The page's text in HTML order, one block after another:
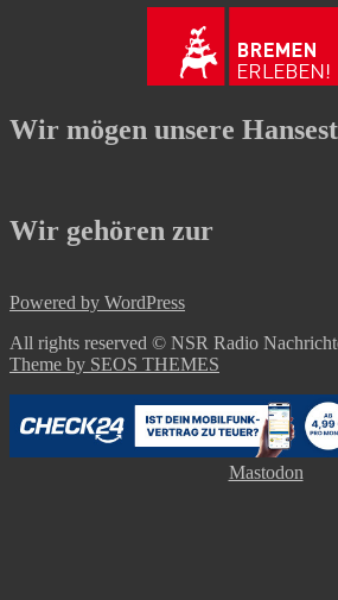
Wir mögen unsere
Wir gehören zur
Powered by WordPress
All rights reserved © NSR Radio
Theme by SEOS THEMES
Mastodon